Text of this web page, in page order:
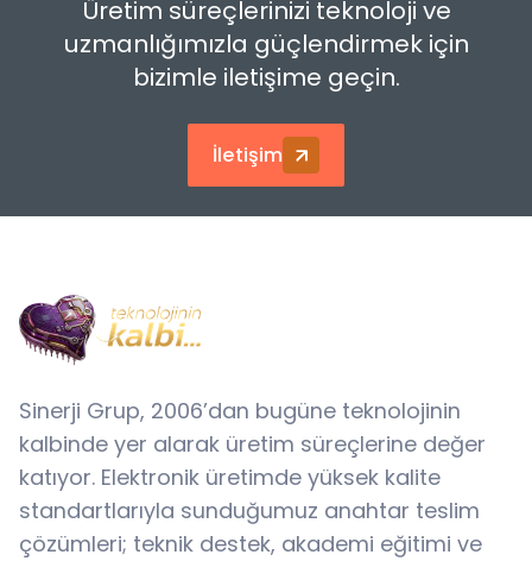
Üretim süreçlerinizi teknoloji ve
uzmanlığımızla güçlendirmek için
bizimle iletişime geçin.
İletişim
Sinerji Grup, 2006’dan bugüne teknolojinin
kalbinde yer alarak üretim süreçlerine değer
katıyor. Elektronik üretimde yüksek kalite
standartlarıyla sunduğumuz anahtar teslim
çözümleri; teknik destek, akademi eğitimi ve